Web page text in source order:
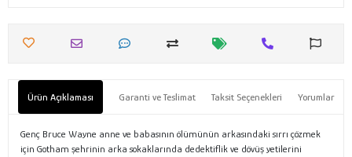
Ürün Açıklaması Garanti ve Teslimat Taksit Seçenekleri Yorumlar
Genç Bruce Wayne anne ve babasının ölümünün arkasındaki sırrı çözmek
için Gotham şehrinin arka sokaklarında dedektiflik ve dövüş yetilerini